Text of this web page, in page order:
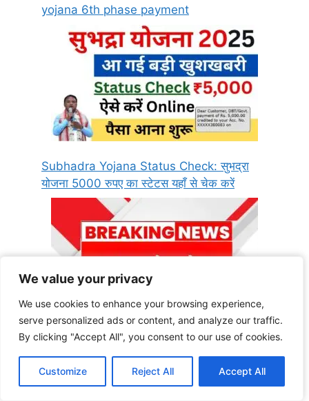
We value your privacy
We use cookies to enhance your browsing experience,
serve personalized ads or content, and analyze our traffic.
By clicking "Accept All", you consent to our use of cookies.
Customize Reject All Accept All
We value your privacy
We use cookies to enhance your browsing experience,
serve personalized ads or content, and analyze our traffic.
By clicking "Accept All", you consent to our use of cookies.
Customize Reject All Accept All
yojana 6th phase payment
Subhadra Yojana Status Check: सुभद्रा
योजना 5000 रुपए का स्टेटस यहाँ से चेक करें
सुभद्रा योजना के लाभार्थियों के लिए खुशखबरी, अगले
हफ्ते बैंक खाते में आएगी किस्त subhadra Yojana